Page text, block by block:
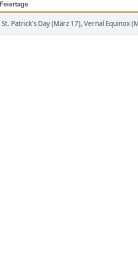
Feiertage
St. Patrick's Day (März 17), Vernal Equinox